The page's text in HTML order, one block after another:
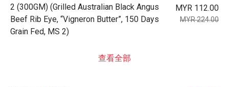
2 (300GM) (Grilled Australian Black Angus
Beef Rib Eye, “Vigneron Butter”, 150 Days
Grain Fed, MS 2)
MYR 112.00
MYR 224.00
查看全部